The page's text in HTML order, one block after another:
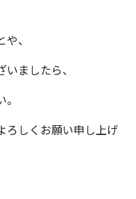
、
ましたら、
ろしくお願い申し上げ